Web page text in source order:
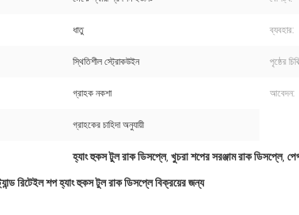
ধাতু ব্যবহার:
স্থিতিশীল স্ট্রোকউইন পৃষ্ঠের
গ্রাহক নকশা আবেদন:
গ্রাহকের চাহিদা অনুযায়ী
হ্যাং হুকস টুল রাক ডিসপ্লে, খুচরা শপের সরঞ্জাম রাক ডিসপ্লে,
রিটেইল শপ হ্যাং হুকস টুল রাক ডিসপ্লে বিক্রয়ের জন্য